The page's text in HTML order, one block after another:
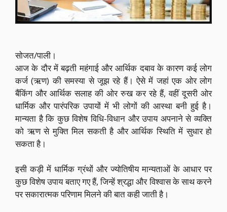
सोजत/पाली।
आज के दौर में बढ़ती महंगाई और आर्थिक दबाव के कारण कई लोग
कर्ज (ऋण) की समस्या से जूझ रहे हैं। ऐसे में जहां एक ओर लोग
बैंकिंग और आर्थिक सलाह की ओर रुख कर रहे हैं, वहीं दूसरी ओर
धार्मिक और पारंपरिक उपायों में भी लोगों की आस्था बनी हुई है।
मान्यता है कि कुछ विशेष विधि-विधान और उपाय अपनाने से व्यक्ति
को ऋण से मुक्ति मिल सकती है और आर्थिक स्थिति में सुधार हो
सकता है।
इसी कड़ी में धार्मिक ग्रंथों और ज्योतिषीय मान्यताओं के आधार पर
कुछ विशेष उपाय बताए गए हैं, जिन्हें श्रद्धा और विश्वास के साथ करने
पर सकारात्मक परिणाम मिलने की बात कही जाती है।